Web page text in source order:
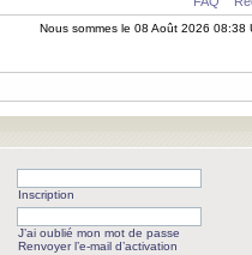
Nous sommes le 08 Août 2026 08:38
Inscription
J’ai oublié mon mot de passe
Renvoyer l’e-mail d’activation